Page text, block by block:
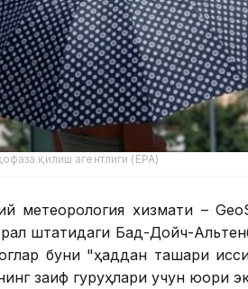
қилиш агентлиги (EPA)
метеорология хизмати –
штатидаги Бад-Дойч-
буни "ҳаддан ташқари
заиф гуруҳлари учун юқори